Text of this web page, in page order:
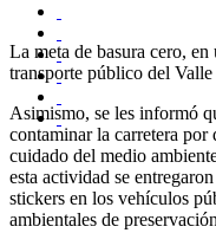
La meta de basura cero,
transporte público del Valle
Asimismo, se les informó
contaminar la carretera
cuidado del medio
esta actividad se
stickers en los vehículos
ambientales de